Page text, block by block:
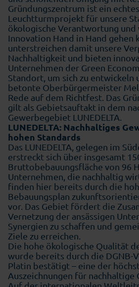
Gründungszentrum ist ein echtes
Leuchtturmprojekt für unsere
ökologische Verantwortung
Innovation Hand in Hand gehen
unterstreichen damit unsere
Nachhaltigkeit und bieten
Unternehmen der Green
Standort, um sich zu entwickeln
betonte Oberbürgermeister
Rede auf dem Richtfest. Das
gilt als Gebietsauftakt in dem
Gewerbegebiet LUNEDELTA.
LUNEDELTA: Nachhaltiges
hohen Standards
Das LUNEDELTA, gelegen im
erstreckt sich über insgesamt
Bruttobebauungsfläche von 96
Unternehmen, die nachhaltig
finden hier bereits durch die
Bebauungsplan
vor. Das Gebiet fördert die
Vernetzung der ansässigen
Synergien zu schaffen und
Ziele zu erreichen.
Die hohe ökologische Qualität
wurde bereits durch die DGNB-
Platin bestätigt – eine der
Auszeichnungen für nachhaltige